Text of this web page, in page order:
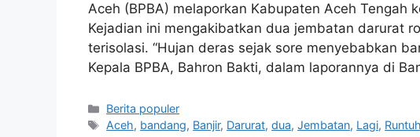
Aceh (BPBA) melaporkan Kabupaten Aceh Tengah
Kejadian ini mengakibatkan dua jembatan darurat
terisolasi. “Hujan deras sejak sore menyebabkan
Kepala BPBA, Bahron Bakti, dalam laporannya di
Kategori
Berita populer
Tag
Aceh, bandang, Banjir, Darurat,dua,Jembatan, Lagi, Runtuh